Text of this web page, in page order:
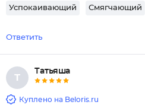
Успокаивающий Смягчающий
Ответить
Т
Татьяша
Куплено на Beloris.ru